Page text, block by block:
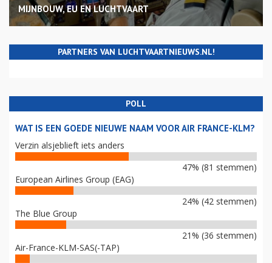
MIJNBOUW, EU EN LUCHTVAART
PARTNERS VAN LUCHTVAARTNIEUWS.NL!
POLL
WAT IS EEN GOEDE NIEUWE NAAM VOOR AIR FRANCE-KLM?
Verzin alsjeblieft iets anders
47% (81 stemmen)
European Airlines Group (EAG)
24% (42 stemmen)
The Blue Group
21% (36 stemmen)
Air-France-KLM-SAS(-TAP)